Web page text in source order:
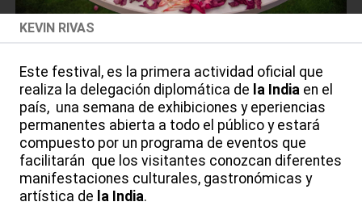
KEVIN RIVAS
Este festival, es la primera actividad oficial que
realiza la delegación diplomática de la India en el
país, una semana de exhibiciones y eperiencias
permanentes abierta a todo el público y estará
compuesto por un programa de eventos que
facilitarán que los visitantes conozcan diferentes
manifestaciones culturales, gastronómicas y
artística de la India.